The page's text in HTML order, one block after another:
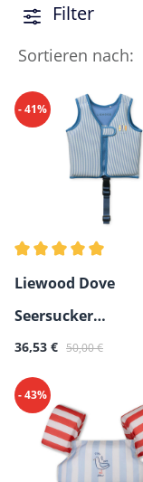
Filter
Sortieren nach:
- 41%
Durchschnittliche
Liewood Dove
Seersucker
Schwimmweste –
Schwimmhilfe
Verkaufspreis:
36,53 € Regulärer Preis:
50,00 €
- 43%